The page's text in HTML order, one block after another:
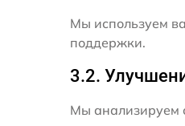
Мы используем
поддержки.
3.2.
Мы анализируем